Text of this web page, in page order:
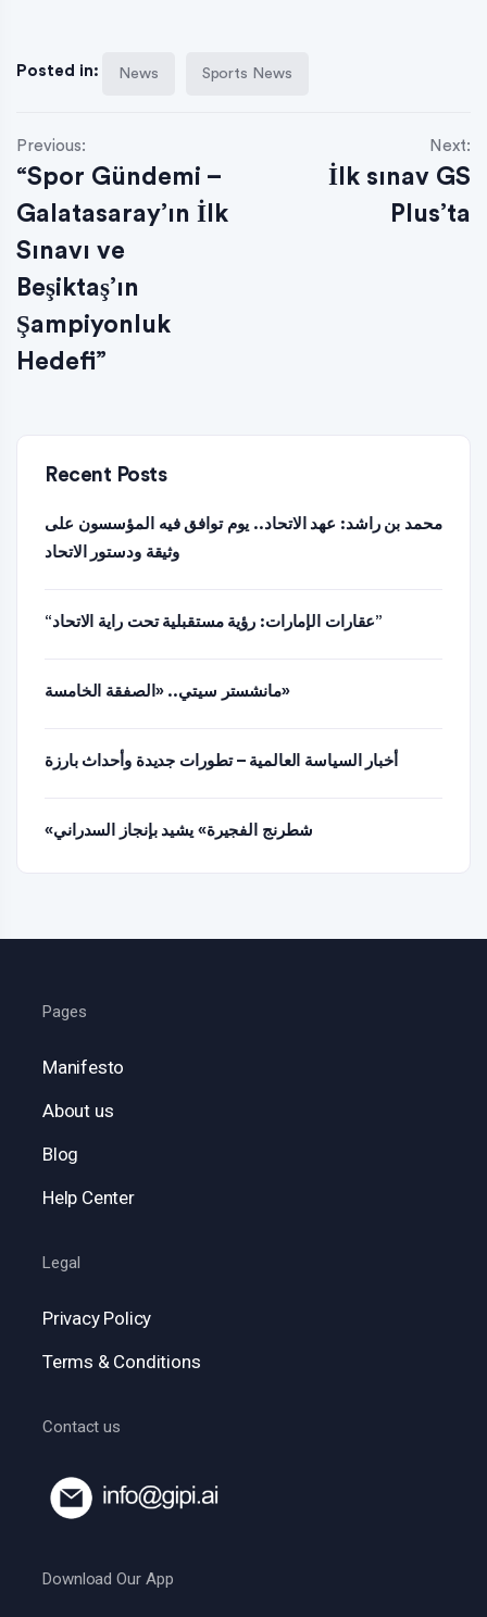
Posted in: News Sports News
Previous:
“Spor Gündemi –
Galatasaray’ın İlk
Sınavı ve
Beşiktaş’ın
Şampiyonluk
Hedefi”
Next:
İlk sınav GS
Plus’ta
Recent Posts
محمد بن راشد: عهد الاتحاد.. يوم توافق فيه المؤسسون على
وثيقة ودستور الاتحاد
“عقارات الإمارات: رؤية مستقبلية تحت راية الاتحاد”
مانشستر سيتي.. «الصفقة الخامسة»
أخبار السياسة العالمية – تطورات جديدة وأحداث بارزة
«شطرنج الفجيرة» يشيد بإنجاز السدراني
Pages
Manifesto
About us
Blog
Help Center
Legal
Privacy Policy
Terms & Conditions
Contact us
Download Our App